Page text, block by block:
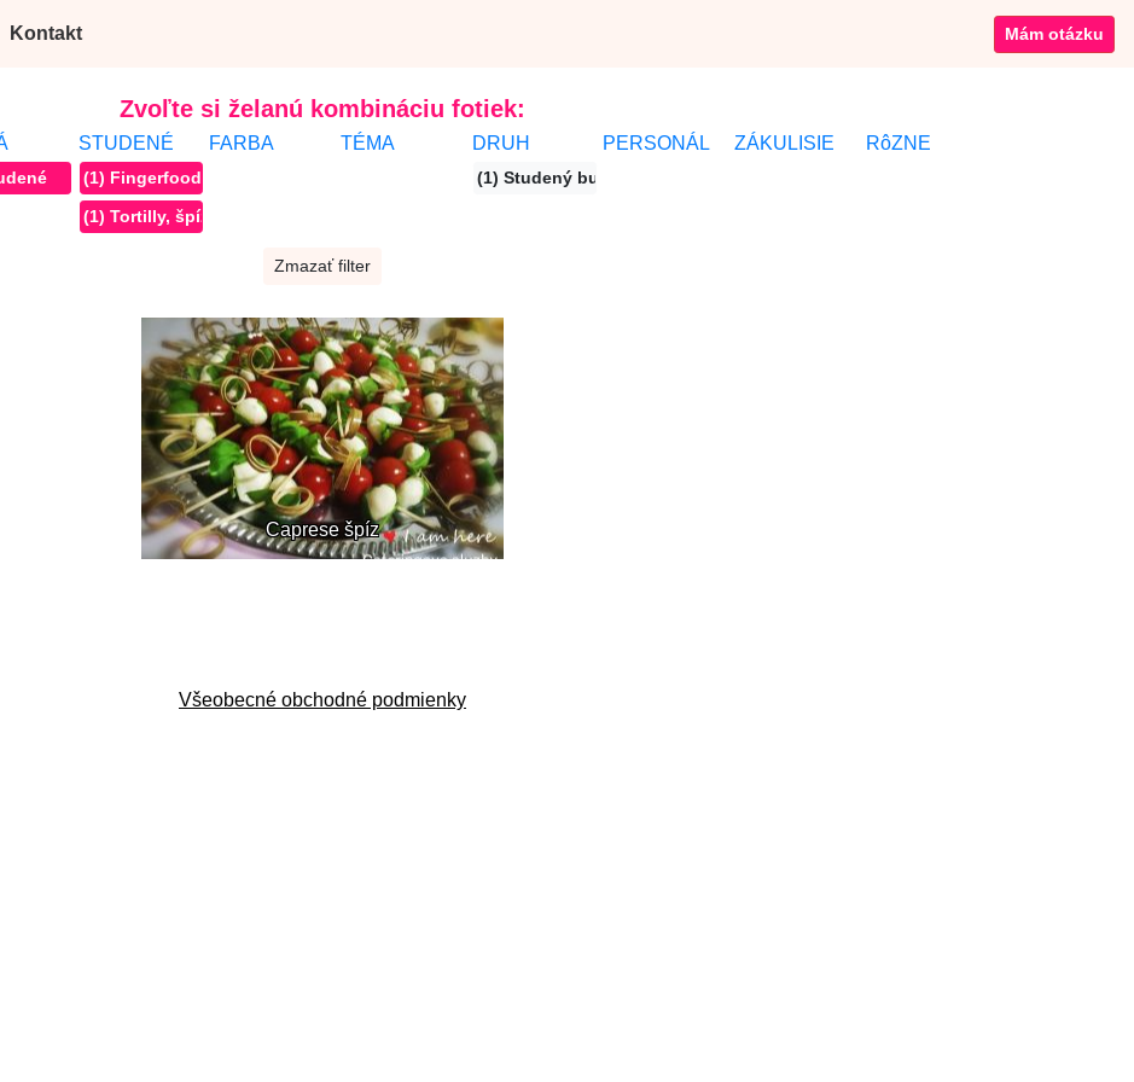
Kontakt Mám otázku
Zvoľte si želanú kombináciu fotiek:
STUDENÉ
(1) Fingerfood
(1) Tortilly, špízy
FARBA TÉMA DRUH
(1) Studený bufet
PERSONÁL ZÁKULISIE RôZNE
Zmazať filter
Caprese špíz
Všeobecné obchodné podmienky